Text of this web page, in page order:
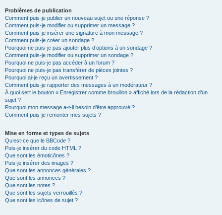
Problèmes de publication
Comment puis-je publier un nouveau sujet ou une réponse ?
Comment puis-je modifier ou supprimer un message ?
Comment puis-je insérer une signature à mon message ?
Comment puis-je créer un sondage ?
Pourquoi ne puis-je pas ajouter plus d’options à un sondage ?
Comment puis-je modifier ou supprimer un sondage ?
Pourquoi ne puis-je pas accéder à un forum ?
Pourquoi ne puis-je pas transférer de pièces jointes ?
Pourquoi ai-je reçu un avertissement ?
Comment puis-je rapporter des messages à un modérateur ?
À quoi sert le bouton « Enregistrer comme brouillon » affiché lors de la rédaction d’un
sujet ?
Pourquoi mon message a-t-il besoin d’être approuvé ?
Comment puis-je remonter mes sujets ?
Mise en forme et types de sujets
Qu’est-ce que le BBCode ?
Puis-je insérer du code HTML ?
Que sont les émoticônes ?
Puis-je insérer des images ?
Que sont les annonces générales ?
Que sont les annonces ?
Que sont les notes ?
Que sont les sujets verrouillés ?
Que sont les icônes de sujet ?